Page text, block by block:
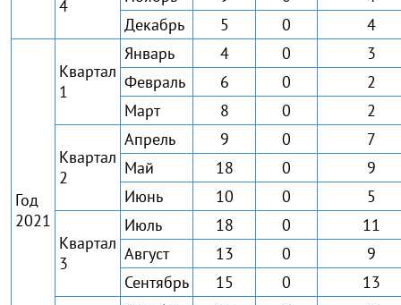
4
Декабрь
5 0 4
Год
2021
Квартал
1
Январь 4 0
3
Февраль
6 0
2
Март
8 0 2
Квартал
2
Апрель 9 0
7
Май
18 0
9
Июнь
10 0 5
Квартал
3
Июль 18 0
11
Август
13 0
9
Сентябрь
15 0 13